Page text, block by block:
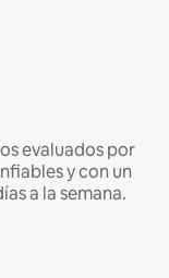
evaluados por
y con un
a la semana.